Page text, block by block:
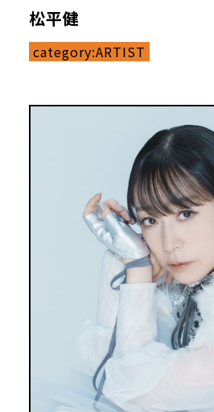
松平健
category:ARTIST